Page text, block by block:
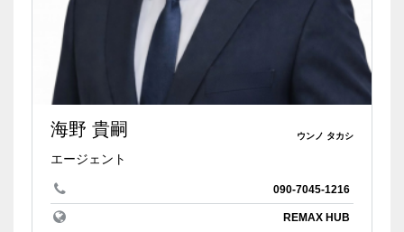
海野 貴嗣 ウンノ タカシ
エージェント
090-7045-1216
REMAX HUB